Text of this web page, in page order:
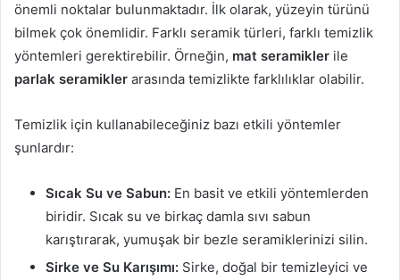
önemli noktalar bulunmaktadır. İlk olarak, yüzeyin türünü
bilmek çok önemlidir. Farklı seramik türleri, farklı temizlik
yöntemleri gerektirebilir. Örneğin, mat seramikler ile
parlak seramikler arasında temizlikte farklılıklar olabilir.
Temizlik için kullanabileceğiniz bazı etkili yöntemler
şunlardır:
Sıcak Su ve Sabun: En basit ve etkili yöntemlerden
biridir. Sıcak su ve birkaç damla sıvı sabun
karıştırarak, yumuşak bir bezle seramiklerinizi silin.
Sirke ve Su Karışımı: Sirke, doğal bir temizleyici ve